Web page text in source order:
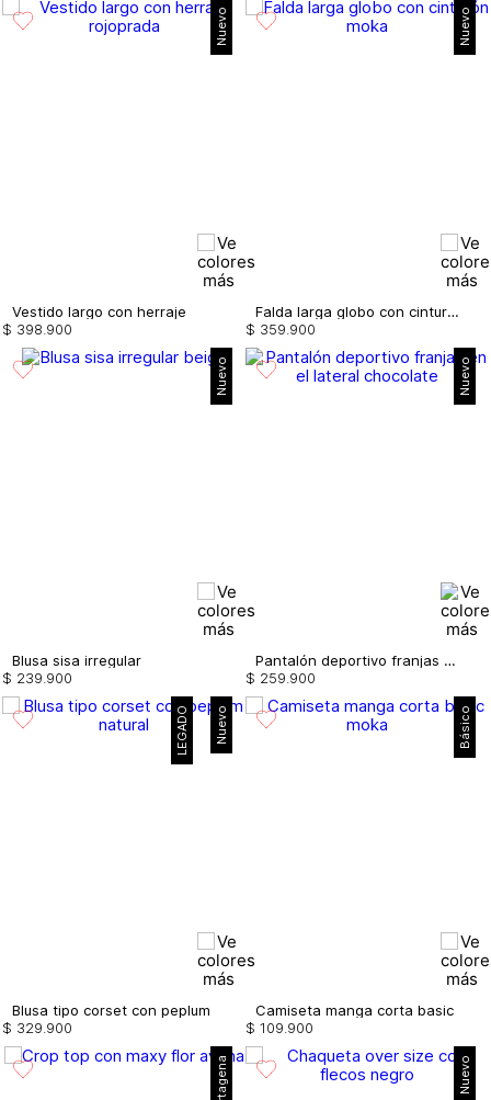
Nuevo
Vestido largo con herraje
$ 398 900
Nuevo
Falda larga globo con cinturón
$ 359 900
Nuevo
Blusa sisa irregular
$ 239.900
Nuevo
Pantalón deportivo franjas en el lateral
$ 259.900
Nuevo
LEGADO
Blusa tipo corset con peplum
$ 329 900
Básico
Camiseta manga corta basic
$ 109 900
Nuevo